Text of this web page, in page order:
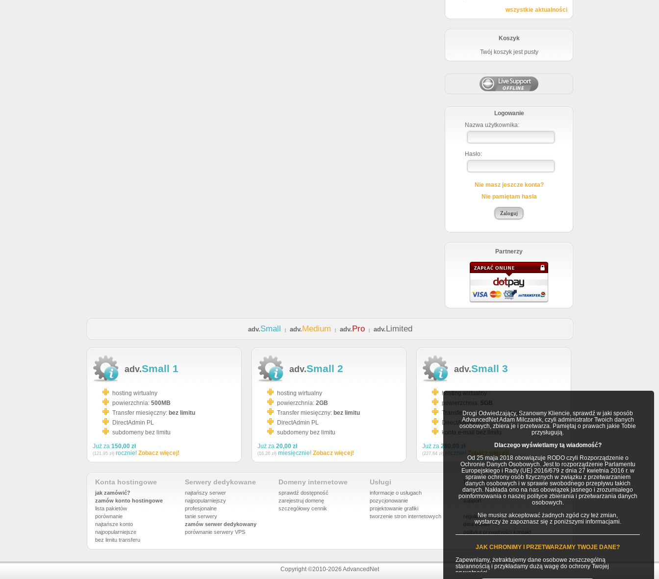
Drogi Odwiedzający, Szanowny Kliencie, sprawdź w jaki sposób
AdvancedNet Adam Milczarek, czyli administrator Twoich danych
osobowych, zbiera je i przetwarza. Pamiętaj o prawach jakie Tobie
przysługują.
Dlaczego wyświetlamy tą wiadomość?
Od 25 maja 2018 obowiązuje RODO czyli Rozporządzenie o
Ochronie Danych Osobowych. Jest to rozporządzenie Parlamentu
Europejskiego i Rady (UE) 2016/679 z dnia 27 kwietnia 2016 r. w
sprawie ochrony osób fizycznych w związku z przetwarzaniem
danych osobowych i w sprawie swobodnego przepływu takich
danych. Nakłada ono na nas obowiązek jasnego i zrozumiałego
poinformowania o naszej polityce zbierania i przetwarzania danych
osobowych.
Nie musisz akceptować żadnych zgód czy też zmian,
wystarczy że zapoznasz się z poniższymi informacjami.
JAK CHRONIMY I PRZETWARZAMY TWOJE DANE?
Zapewniamy, żetraktujemy dane osobowe zeszczególną
starannością i przykładamy dużą wagę do ochrony Twojej
prywatności.
wszystkie aktualności
Koszyk
Twój koszyk jest pusty
Logowanie
Nazwa użytkownika:
Hasło:
Nie masz jeszcze konta?
Nie pamiętam hasla
Partnerzy
adv.Small adv.Medium adv.Pro adv.Limited
adv.Small 1
hosting wirtualny
powierzchnia: 500MB
Transfer miesięczny: bez limitu
DirectAdmin PL
subdomeny bez limitu
Już za 150,00 zł
(121,95 zł) rocznie! Zobacz więcej!
adv.Small 2
hosting wirtualny
powierzchnia: 2GB
Transfer miesięczny: bez limitu
DirectAdmin PL
subdomeny bez limitu
Już za 20,00 zł
(16,26 zł) miesięcznie! Zobacz więcej!
adv.Small 3
hosting wirtualny
powierzchnia: 5GB
Transfer miesięczny:bez limitu
DirectAdmin PL
konta e-mail bez limitu
Już za 280,00 zł
(227,64 zł) rocznie! Zobacz więcej!
Konta hostingowe
jak zamówić?
zamów konto hostingowe
lista pakietów
porównanie
najtańsze konto
najpopularniejsze
bez limitu transferu
Serwery dedykowane
najtańszy serwer
najpopularniejszy
profesjonalne
tanie serwery
zamów serwer dedykowany
porównanie serwery VPS
Domeny internetowe
sprawdź dostępność
zarejestruj domenę
szczegółowy cennik
Usługi
informacje o usługach
pozycjonowanie
projektowanie grafiki
tworzenie stron internetowych
Pozostałe
faq
support
regulamin usług
data center
polityka prywatności kontakt
Copyright ©2010-2026 AdvancedNet